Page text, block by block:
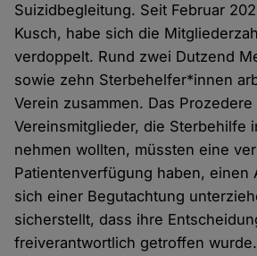
Suizidbegleitung. Seit Februar
Kusch, habe sich die
verdoppelt. Rund zwei Dutzend
sowie zehn Sterbehelfer*innen
Verein zusammen. Das
Vereinsmitglieder, die Sterbehilfe
nehmen wollten, müssten eine
Patientenverfügung haben, einen
sich einer Begutachtung
sicherstellt, dass ihre
freiverantwortlich getroffen